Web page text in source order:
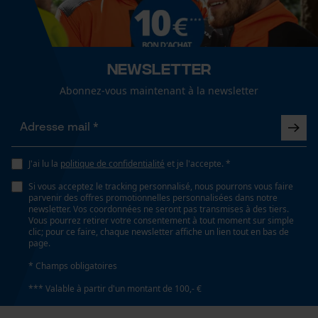
Optique/motif
bicolore, réfléchissant
Ajustement
Relaxed Fit
Newsletter
Abonnez-vous maintenant à la newsletter
J'ai lu la politique de confidentialité et je l'accepte. *
Si vous acceptez le tracking personnalisé, nous pourrons vous faire
parvenir des offres promotionnelles personnalisées dans notre
newsletter. Vos coordonnées ne seront pas transmises à des tiers.
Vous pourrez retirer votre consentement à tout moment sur simple
clic; pour ce faire, chaque newsletter affiche un lien tout en bas de
page.
* Champs obligatoires
*** Valable à partir d'un montant de 100,- €
Cookies de performance et de
fonctionnalité
Loop54 Personalization
Salutation personnelle
Géo-IP et détection des
utilisateurs
Vidéos YouTube
Google Maps
Prise de contact par chat